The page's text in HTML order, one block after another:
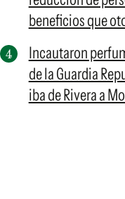
beneficios que
Incautaron
de la Guardia
iba de Rivera a